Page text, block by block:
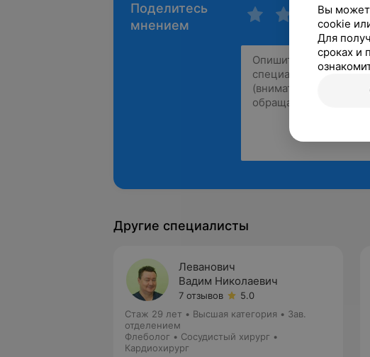
Поделитесь
мнением
Другие специалисты
Леванович
Вадим Николаевич
7 отзывов
5.0
Стаж 29 лет • Высшая категория • Зав.
отделением
Флеболог • Сосудистый хирург •
Кардиохирург
Вы
cookie
Для
сроках и